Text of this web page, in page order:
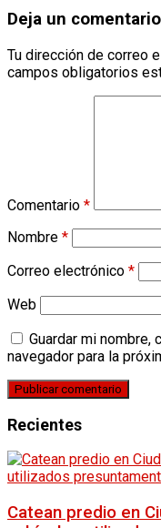
Deja un comentario
Tu dirección de correo
campos obligatorios
Comentario *
Nombre *
Correo electrónico *
Web
Guardar mi
navegador para la
Recientes
Catean predio en